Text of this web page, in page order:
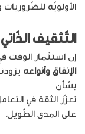
الأولويّة
التّثقيف
إن استثمار الوقت
الإنفاق وأنواعه
بشأن
تعزّز الثقة في
على المدى الطّويل.